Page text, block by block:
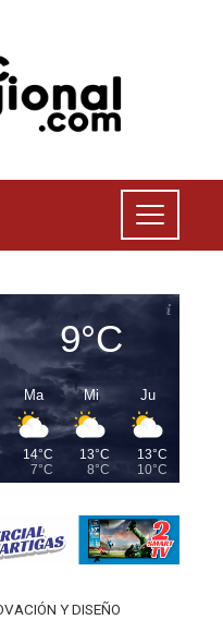
9°C
Ma
14°C
7°C
Mi
13°C
8°C
Ju
13°C
10°C
Y DISEÑO